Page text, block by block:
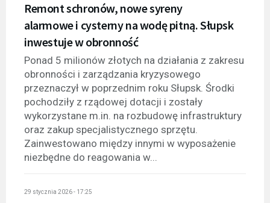
Remont schronów, nowe syreny
alarmowe i cysterny na wodę pitną. Słupsk
inwestuje w obronność
Ponad 5 milionów złotych na działania z zakresu
obronności i zarządzania kryzysowego
przeznaczył w poprzednim roku Słupsk. Środki
pochodziły z rządowej dotacji i zostały
wykorzystane m.in. na rozbudowę infrastruktury
oraz zakup specjalistycznego sprzętu.
Zainwestowano między innymi w wyposażenie
niezbędne do reagowania w...
29 stycznia 2026 - 17:25